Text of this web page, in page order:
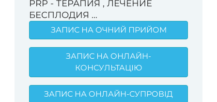
PRP - ТЕРАПИЯ , ЛЕЧЕНИЕ
БЕСПЛОДИЯ ...
ЗАПИС НА ОЧНИЙ ПРИЙОМ
ЗАПИС НА ОНЛАЙН-
КОНСУЛЬТАЦІЮ
ЗАПИС НА ОНЛАЙН-СУПРОВІД